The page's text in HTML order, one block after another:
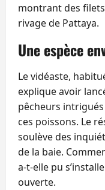
montrant des
rivage de Pattaya.
Une espèce
Le vidéaste,
explique avoir
pêcheurs
ces poissons. Le
soulève des
de la baie.
a‑t‑elle pu
ouverte.